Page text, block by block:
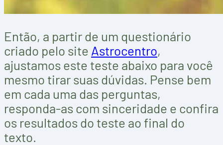
Então, a partir de um questionário
criado pelo site Astrocentro,
ajustamos este teste abaixo para você
mesmo tirar suas dúvidas. Pense bem
em cada uma das perguntas,
responda-as com sinceridade e confira
os resultados do teste ao final do
texto.